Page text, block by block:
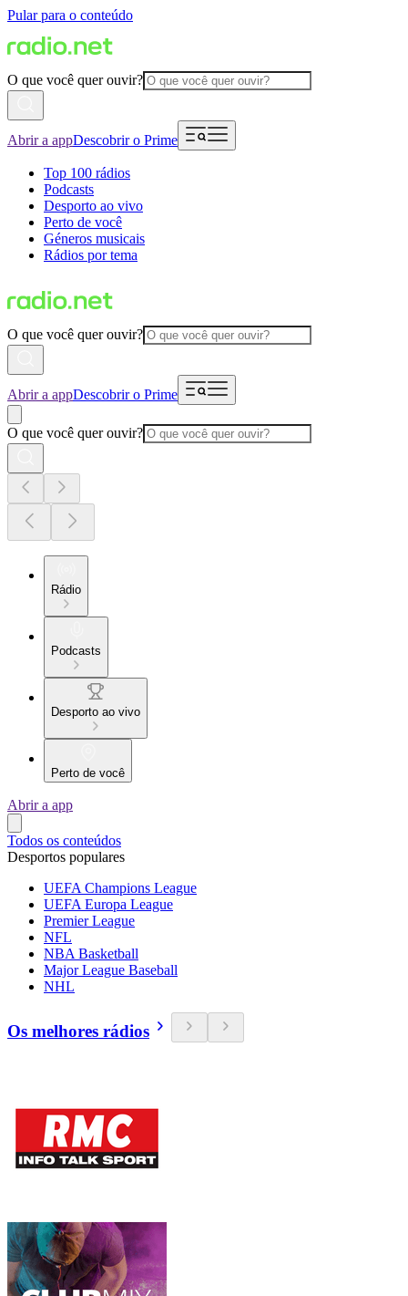
Pular para o conteúdo
O que você quer ouvir?
Abrir a appDescobrir o Prime
Top 100 rádios
Podcasts
Desporto ao vivo
Perto de você
Géneros musicais
Rádios por tema
O que você quer ouvir?
Abrir a appDescobrir o Prime
O que você quer ouvir?
Rádio
Podcasts
Desporto ao vivo
Perto de você
Abrir a app
Todos os conteúdos
Desportos populares
UEFA Champions League
UEFA Europa League
Premier League
NFL
NBA Basketball
Major League Baseball
NHL
Os melhores rádios